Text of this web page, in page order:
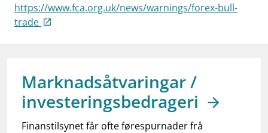
mail_outlineKontakt oss
notifications_noneAbonner på nyhetsvarsel
https://www.fca.org.uk/news/warnings/forex-bull-
trade
Marknadsåtvaringar /
investeringsbedrageri
Finanstilsynet får ofte førespurnader frå